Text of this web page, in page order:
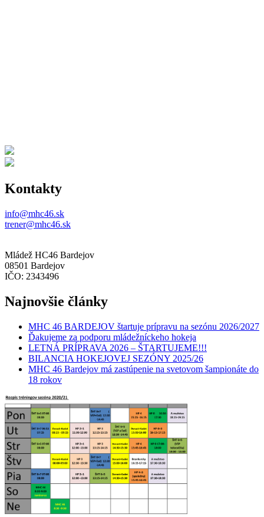
Kontakty
info@mhc46.sk
trener@mhc46.sk
Mládež HC46 Bardejov
08501 Bardejov
IČO: 2343496
Najnovšie články
MHC 46 BARDEJOV štartuje prípravu na sezónu 2026/2027
Ďakujeme za podporu mládežníckeho hokeja
LETNÁ PRÍPRAVA 2026 – ŠTARTUJEME!!!
BILANCIA HOKEJOVEJ SEZÓNY 2025/26
MHC 46 Bardejov má zastúpenie na svetovom šampionáte do
18 rokov